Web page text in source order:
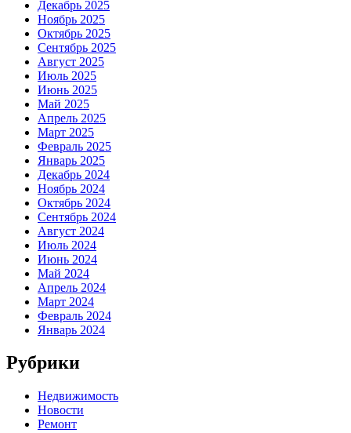
Декабрь 2025
Ноябрь 2025
Октябрь 2025
Сентябрь 2025
Август 2025
Июль 2025
Июнь 2025
Май 2025
Апрель 2025
Март 2025
Февраль 2025
Январь 2025
Декабрь 2024
Ноябрь 2024
Октябрь 2024
Сентябрь 2024
Август 2024
Июль 2024
Июнь 2024
Май 2024
Апрель 2024
Март 2024
Февраль 2024
Январь 2024
Рубрики
Недвижимость
Новости
Ремонт